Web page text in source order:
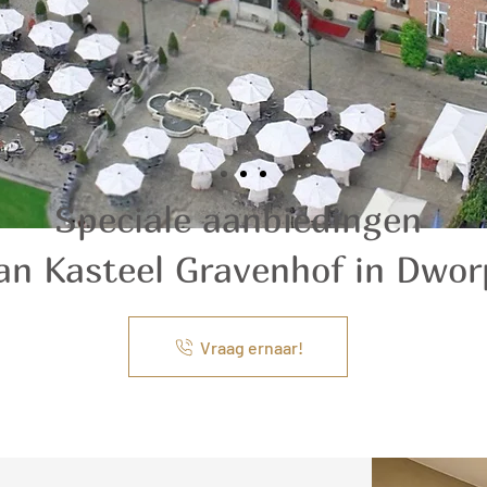
Speciale aanbiedingen
Kasteel Gravenhof in
Vraag ernaar!